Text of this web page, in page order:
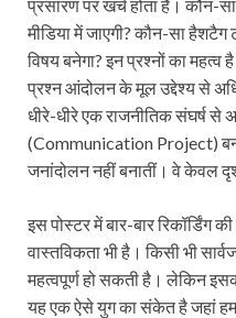
प्रसारण पर खर्च होता है। कौन-
मीडिया में जाएगी? कौन-सा
विषय बनेगा? इन प्रश्नों का
प्रश्न आंदोलन के मूल उद्देश्य से
धीरे-धीरे एक राजनीतिक संघर्ष से
(Communication Project) बन
जनांदोलन नहीं बनातीं। वे केवल
इस पोस्टर में बार-बार
वास्तविकता भी है। किसी भी
महत्वपूर्ण हो सकती है। लेकिन
यह एक ऐसे युग का संकेत है जहां